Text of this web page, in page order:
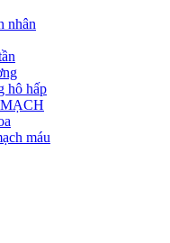
nhân
hô hấp
máu